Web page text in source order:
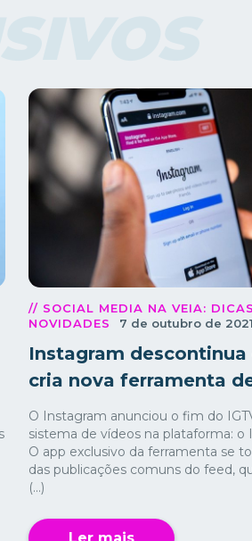
// SOCIAL MEDIA NA VEIA:
NOVIDADES
7 de outubro de 2021
Instagram descontinua
cria nova ferramenta
O Instagram anunciou o fim do
sistema de vídeos na plataforma: o
O app exclusivo da ferramenta se
das publicações comuns do feed,
(...)
Ler mais